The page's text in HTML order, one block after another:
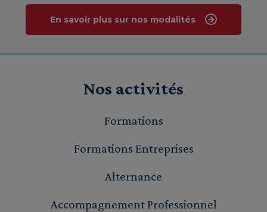
En savoir plus sur nos modalités
Nos activités
Formations
Formations Entreprises
Alternance
Accompagnement Professionnel